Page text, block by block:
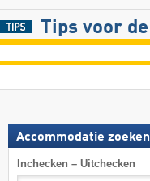
Tips voor
Accommodatie zoeken
Inchecken – Uitchecken